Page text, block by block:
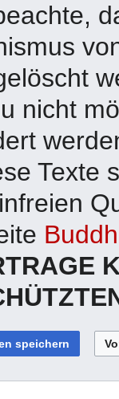
nicht
Texte